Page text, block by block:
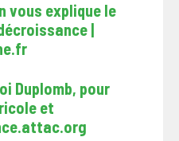
vous explique le
|
Duplomb, pour
et